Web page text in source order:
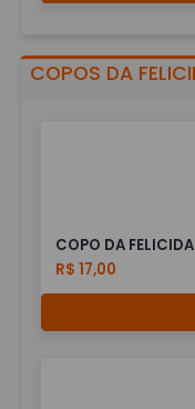
COPOS DA
COPO DA
R$ 17,00